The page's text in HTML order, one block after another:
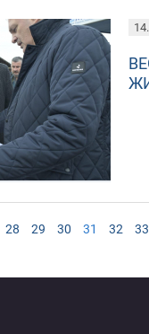
28 29 30 31 32 33